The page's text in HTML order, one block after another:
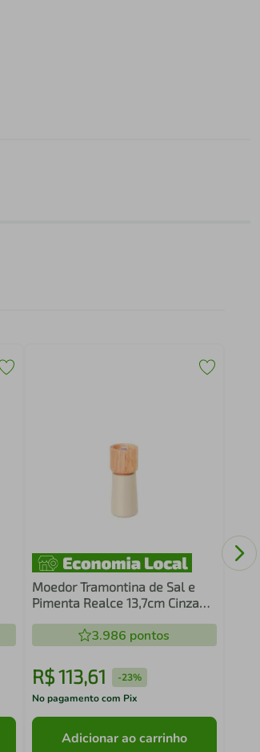
Moedor Tramontina de Sal e
Pimenta Realce 13,7cm Cinza
3.986 pontos
R$113,61 -23%
No pagamento com Pix
Adicionar ao carrinho